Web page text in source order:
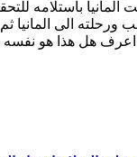
المانيا باستلامه
ورحلته الى المانيا
اعرف هل هذا هو نفسه